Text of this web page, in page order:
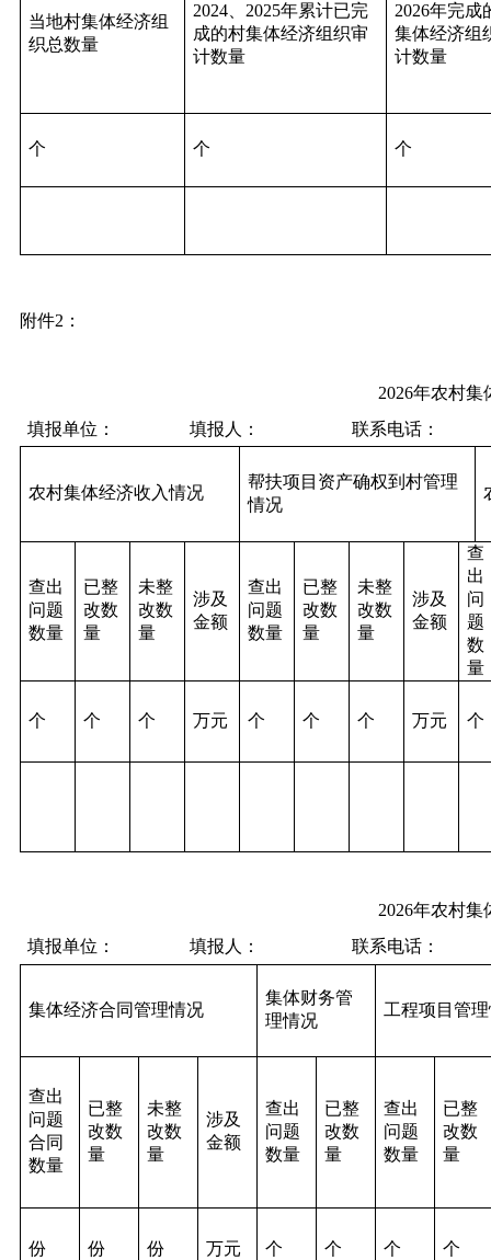
当地村集体经济组
织总数量
2024、2025年累计已完
成的村集体经济组织审
计数量
2026年完成
集体经济组
计数量
个 个 个
附件2：
2026年农村集体经济审计工
填报单位： 填报人： 联系电话：
农村集体经济收入情况
帮扶项目资产确权到村管理
情况
查出
问题
数量
已整
改数
量
未整
改数
量
涉及
金额
查出
问题
数量
已整
改数
量
未整
改数
量
涉及
金额
查
出
问
题
数
量
个 个 个 万元 个 个 个 万元 个
2026年农村集体经济审计工作
填报单位： 填报人： 联系电话：
集体经济合同管理情况
集体财务管
理情况
工程项目管
查出
问题
合同
数量
已整
改数
量
未整
改数
量
涉及
金额
查出
问题
数量
已整
改数
量
查出
问题
数量
已整
改数
量
份 份 份 万元 个 个 个 个